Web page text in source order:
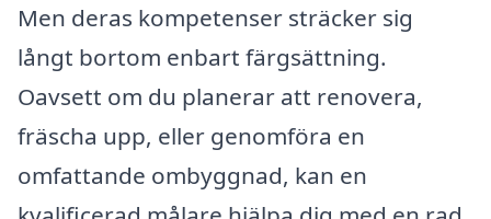
Men deras kompetenser sträcker sig
långt bortom enbart färgsättning.
Oavsett om du planerar att renovera,
fräscha upp, eller genomföra en
omfattande ombyggnad, kan en